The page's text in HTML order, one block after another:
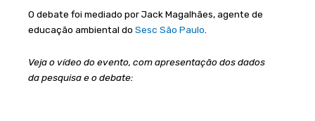
O debate foi mediado por Jack Magalhães, agente de
educação ambiental do Sesc São Paulo
Veja o vídeo do evento, com apresentação dos dados
da pesquisa e o debate: